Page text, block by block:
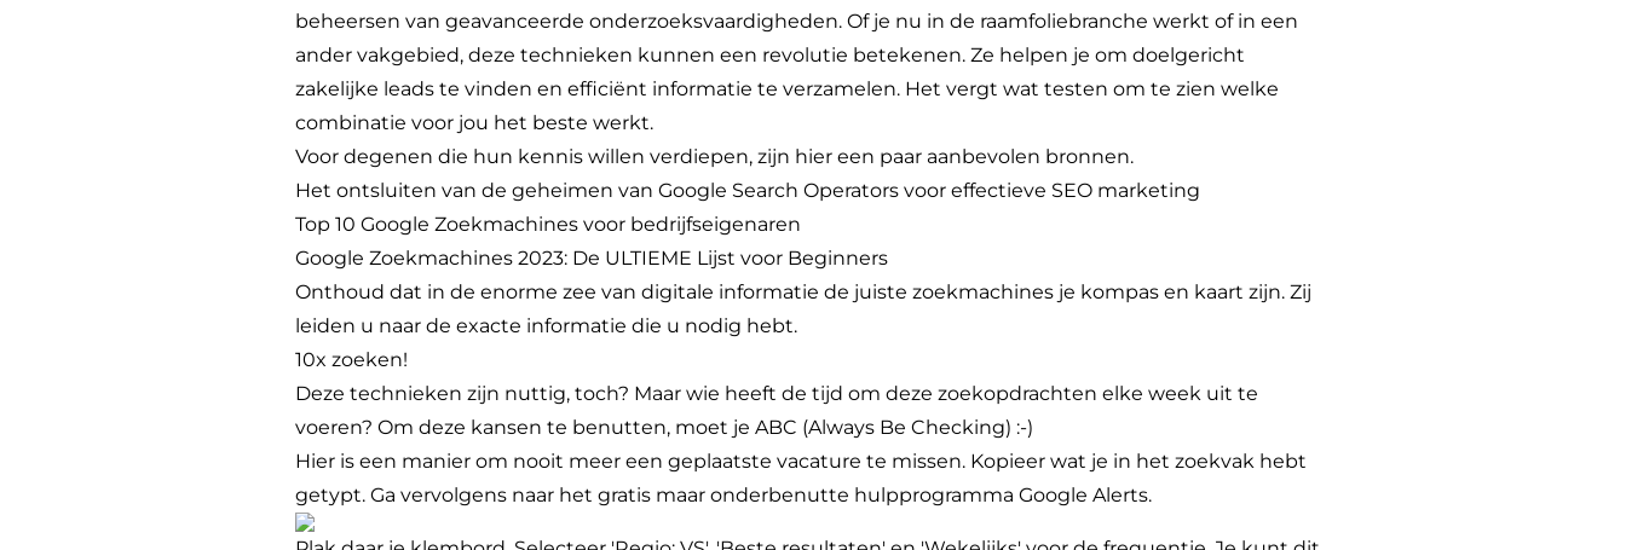
beheersen van geavanceerde onderzoeksvaardigheden. Of je nu in de raamfoliebranche werkt of in een
ander vakgebied, deze technieken kunnen een revolutie betekenen. Ze helpen je om doelgericht
zakelijke leads te vinden en efficiënt informatie te verzamelen. Het vergt wat testen om te zien welke
combinatie voor jou het beste werkt.
Voor degenen die hun kennis willen verdiepen, zijn hier een paar aanbevolen bronnen.
Het ontsluiten van de geheimen van Google Search Operators voor effectieve SEO marketing
Top 10 Google Zoekmachines voor bedrijfseigenaren
Google Zoekmachines 2023: De ULTIEME Lijst voor Beginners
Onthoud dat in de enorme zee van digitale informatie de juiste zoekmachines je kompas en kaart zijn. Zij
leiden u naar de exacte informatie die u nodig hebt.
10x zoeken!
Deze technieken zijn nuttig, toch? Maar wie heeft de tijd om deze zoekopdrachten elke week uit te
voeren? Om deze kansen te benutten, moet je ABC (Always Be Checking) :-)
Hier is een manier om nooit meer een geplaatste vacature te missen. Kopieer wat je in het zoekvak hebt
getypt. Ga vervolgens naar het gratis maar onderbenutte hulpprogramma Google Alerts.